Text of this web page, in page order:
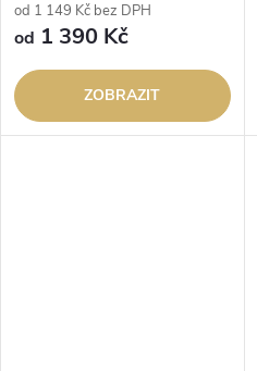
od 1 149 Kč bez DPH
od 1 390 Kč
ZOBRAZIT